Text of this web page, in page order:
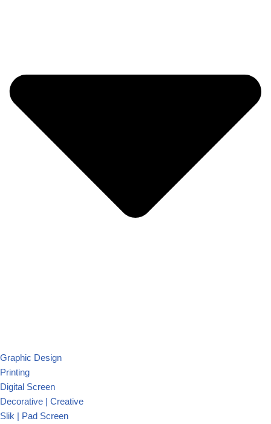
Graphic Design
Printing
Digital Screen
Decorative | Creative
Slik | Pad Screen